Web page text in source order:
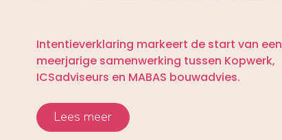
Intentieverklaring markeert de start van een
meerjarige samenwerking tussen Kopwerk,
ICSadviseurs en MABAS bouwadvies.
Lees meer